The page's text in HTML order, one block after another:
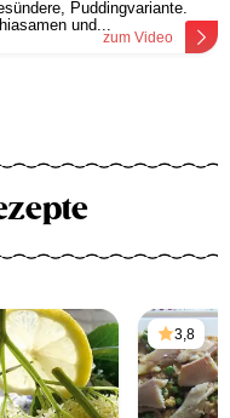
Puddingvariante.
und...
zum Video
3,8